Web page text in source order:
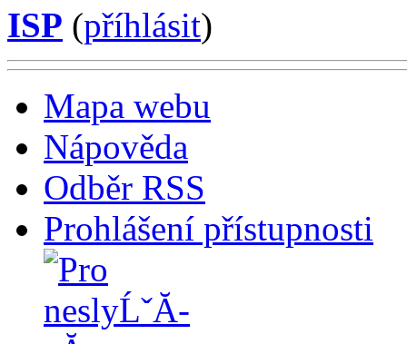
ISP (příhlásit)
Mapa webu
Nápověda
Odběr RSS
Prohlášení přístupnosti